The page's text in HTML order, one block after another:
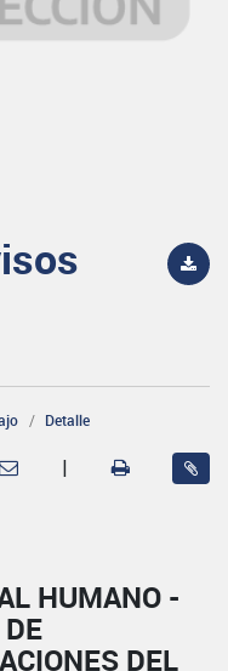
Detalle
|
HUMANO -
DEL